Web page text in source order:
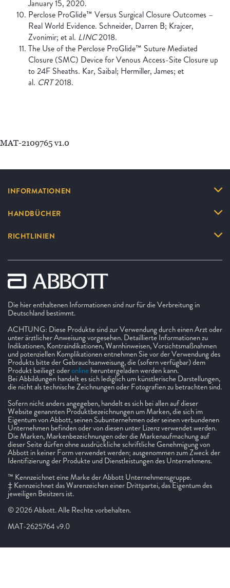
January 15, 2020.
Perclose ProGlide™ Versus Surgical Closure Outcomes –
Real World Evidence. Schneider, Darren B; Krajcer,
Zvonimir; et al. LINC2018.
The Use of the Perclose ProGlide™ Suture Mediated
Closure (SMC) Device for Venous Access-Site Closure up
to 24F Sheaths. Kar, Saibal; Hermiller, James; et
al. CRT2018.
MAT-2109765 v1.0
INFORMATIONEN
HANDBÜCHER
RICHTLINIEN
Die hier enthaltenen Informationen sind nur für die Verbreitung in
Deutschland bestimmt.
ACHTUNG: Diese Produkte sind zur Verwendung durch einen Arzt oder
unter ärztlicher Anweisung vorgesehen. Detaillierte Informationen zu
Indikationen, Kontraindikationen, Warnhinweisen, Vorsichtsmaßnahmen
und potenziellen Komplikationen entnehmen Sie vor der Verwendung des
Produkts bitte der Gebrauchsanweisung, die (sofern verfügbar) dem
Produkt beiliegt oderonlineheruntergeladen werden kann.
Bei Abbildungen handelt es sich lediglich um künstlerische Darstellungen,
die nicht als technische Zeichnungen oder Fotografien zu betrachten sind.
Sofern nicht anders angegeben, handelt es sich bei allen auf dieser
Website genannten Produktbezeichnungen um Marken, die sich im
Eigentum von Abbott, seinen Subunternehmen oder seinen verbundenen
Unternehmen befinden oder von diesen unter Lizenz verwendet werden.
Die Marken, Markenbezeichnungen oder die Markenaufmachung auf
dieser Seite dürfen ohne ausdrückliche schriftliche Genehmigung von
Abbott in keiner Form verwendet werden; ausgenommen zum Zweck der
Identifizierung der Produkte und Dienstleistungen des Unternehmens.
™ Kennzeichnet eine Marke der Abbott Unternehmensgruppe.
‡ Kennzeichnet das Warenzeichen einer Drittpartei, das Eigentum des
jeweiligen Besitzers ist.
© 2026 Abbott. Alle Rechte vorbehalten.
MAT-2625764 v9.0